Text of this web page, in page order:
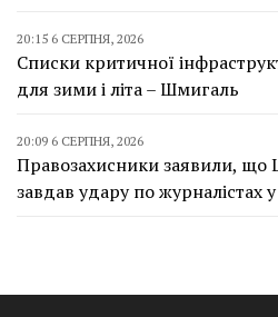
20:15 6 СЕРПНЯ, 2026
Списки критичної
для зими і літа – Шмигаль
20:09 6 СЕРПНЯ, 2026
Правозахисники заявили,
завдав удару по журналістах у